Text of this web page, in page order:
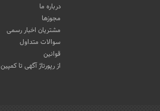
درباره ما
مجوزها
مشتریان اخبار رسمی
سوالات متداول
قوانین
از رپورتاژ آگهی تا